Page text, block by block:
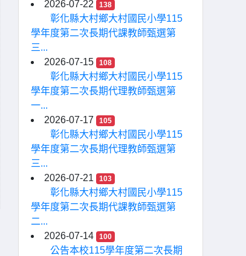
2026-07-22
138
彰化縣大村鄉大村國民小學115
學年度第二次長期代課教師甄選第
三...
2026-07-15
108
彰化縣大村鄉大村國民小學115
學年度第二次長期代理教師甄選第
一...
2026-07-17
105
彰化縣大村鄉大村國民小學115
學年度第二次長期代理教師甄選第
三...
2026-07-21
103
彰化縣大村鄉大村國民小學115
學年度第二次長期代課教師甄選第
二...
2026-07-14
100
公告本校115學年度第二次長期